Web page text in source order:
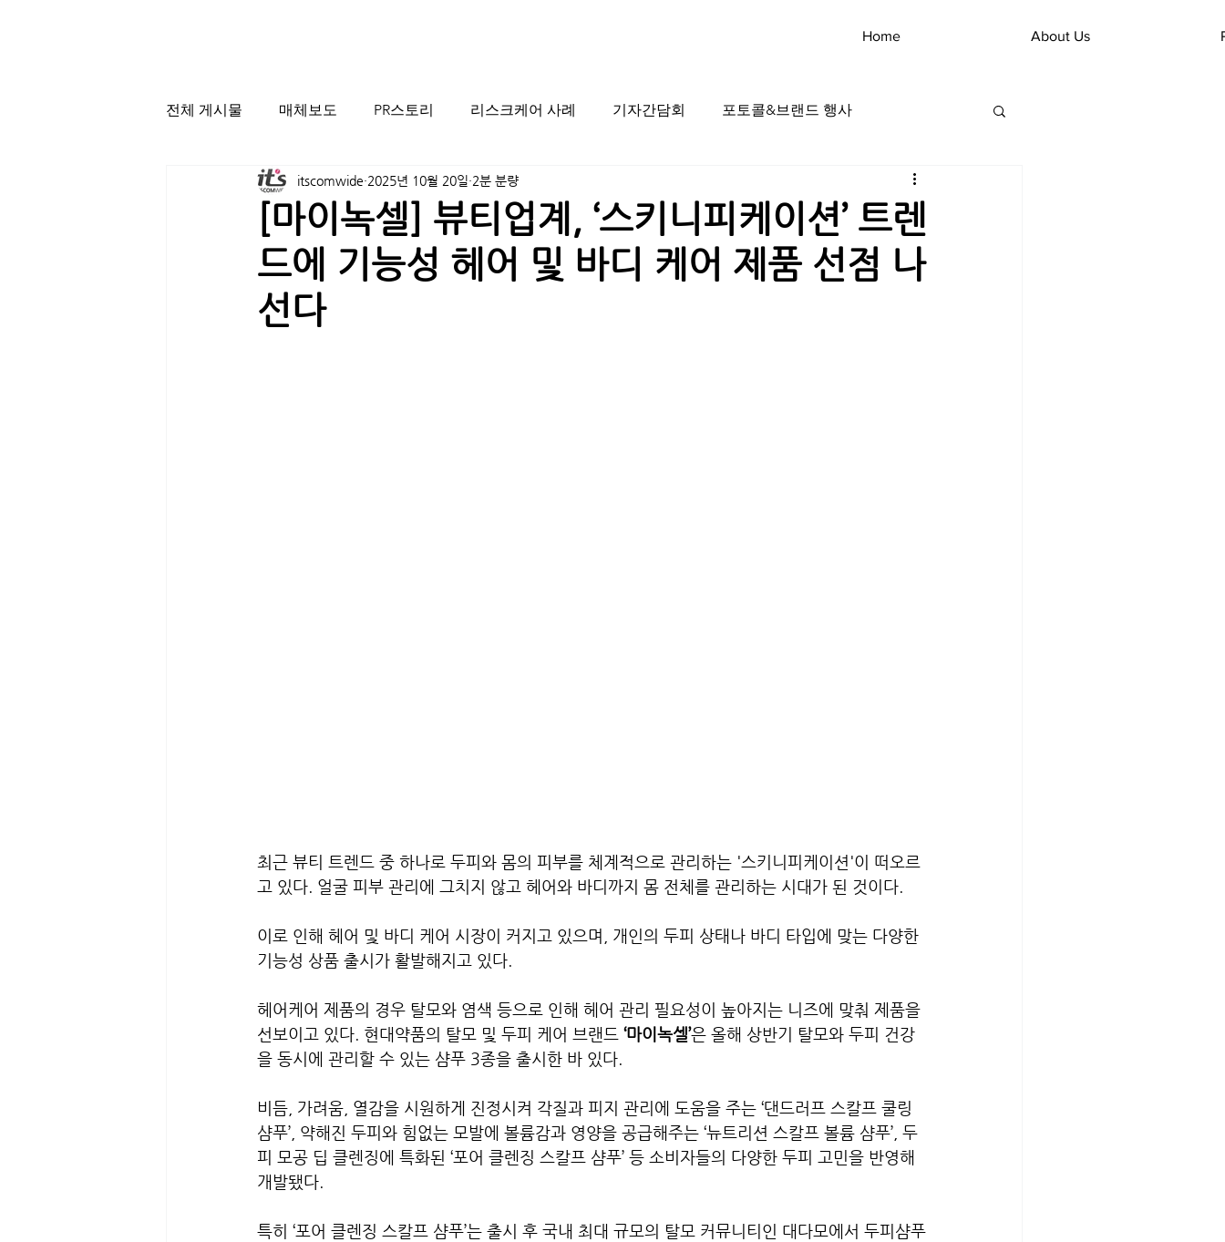
Home About Us
전체 게시물 매체보도 PR스토리 리스크케어 사례 기자간담회 포토콜&브랜드 행사
[마이녹셀] 뷰티업계, ‘스키니피케이션’ 트렌
드에 기능성 헤어 및 바디 케어 제품 선점 나
선다
itscomwide 2025년 10월 20일 2분 분량
최근 뷰티 트렌드 중 하나로 두피와 몸의 피부를 체계적으로 관리하는 '스키니피케이션'이 떠오르
고 있다. 얼굴 피부 관리에 그치지 않고 헤어와 바디까지 몸 전체를 관리하는 시대가 된 것이다.
이로 인해 헤어 및 바디 케어 시장이 커지고 있으며, 개인의 두피 상태나 바디 타입에 맞는 다양한
기능성 상품 출시가 활발해지고 있다.
헤어케어 제품의 경우 탈모와 염색 등으로 인해 헤어 관리 필요성이 높아지는 니즈에 맞춰 제품을
선보이고 있다. 현대약품의 탈모 및 두피 케어 브랜드 ‘마이녹셀’은 올해 상반기 탈모와 두피 건강
을 동시에 관리할 수 있는 샴푸 3종을 출시한 바 있다.
비듬, 가려움, 열감을 시원하게 진정시켜 각질과 피지 관리에 도움을 주는 ‘댄드러프 스칼프 쿨링
샴푸’, 약해진 두피와 힘없는 모발에 볼륨감과 영양을 공급해주는 ‘뉴트리션 스칼프 볼륨 샴푸’, 두
피 모공 딥 클렌징에 특화된 ‘포어 클렌징 스칼프 샴푸’ 등 소비자들의 다양한 두피 고민을 반영해
개발됐다.
특히 ‘포어 클렌징 스칼프 샴푸’는 출시 후 국내 최대 규모의 탈모 커뮤니티인 대다모에서 두피샴푸